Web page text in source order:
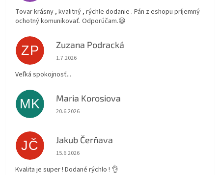
Tovar krásny , kvalitný , rýchle dodanie . Pán z eshopu príjemný
ochotný komunikovať. Odporúčam.😀
ZP Zuzana Podracká
Hodnotenie obchodu je 5 z 5 hviezdičiek.
1.7.2026
Veľká spokojnosť...
MK Maria Korosiova
Hodnotenie obchodu je 5 z 5 hviezdičiek.
20.6.2026
JČ Jakub Čerňava
Hodnotenie obchodu je 5 z 5 hviezdičiek.
15.6.2026
Kvalita je super ! Dodané rýchlo ! 👌